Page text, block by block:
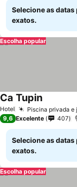
Selecione as
exatos.
Escolha popular
Hotel Piscina privada e
Ca Tupin
9,6 Excelente 407
Selecione as
exatos.
Escolha popular